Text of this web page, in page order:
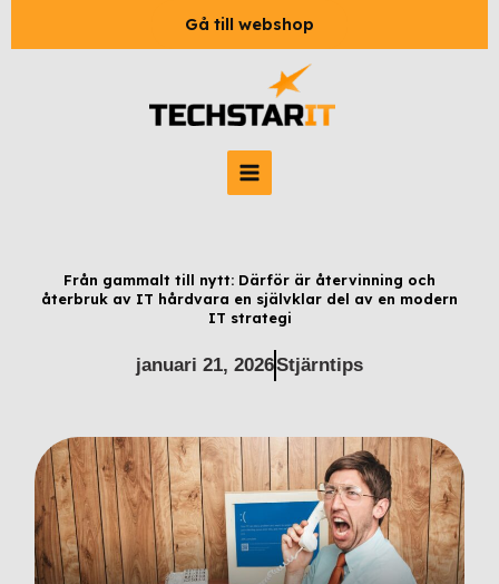
Gå till webshop
Från gammalt till nytt: Därför är återvinning och
återbruk av IT hårdvara en självklar del av en modern
IT strategi
januari 21, 2026Stjärntips